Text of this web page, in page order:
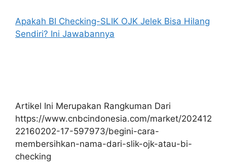
Apakah BI Checking-SLIK OJK Jelek Bisa Hilang
Sendiri? Ini Jawabannya
Artikel Ini Merupakan Rangkuman Dari
https://www.cnbcindonesia.com/market/202412
22160202-17-597973/begini-cara-
membersihkan-nama-dari-slik-ojk-atau-bi-
checking